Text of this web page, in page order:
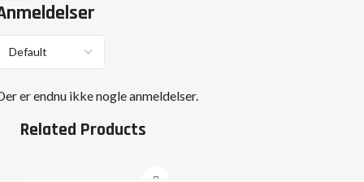
er endnu ikke nogle anmeldelser.
Related Products